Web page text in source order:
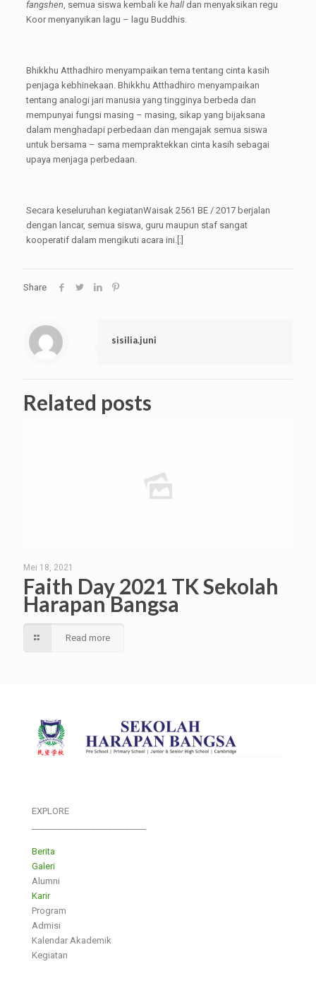
fangshen, semua siswa kembali ke halldan menyaksikan regu
Koor menyanyikan lagu – lagu Buddhis.
Bhikkhu Atthadhiro menyampaikan tema tentang cinta kasih
penjaga kebhinekaan. Bhikkhu Atthadhiro menyampaikan
tentang analogi jari manusia yang tingginya berbeda dan
mempunyai fungsi masing – masing, sikap yang bijaksana
dalam menghadapi perbedaan dan mengajak semua siswa
untuk bersama – sama mempraktekkan cinta kasih sebagai
upaya menjaga perbedaan.
Secara keseluruhan kegiatanWaisak 2561 BE / 2017 berjalan
dengan lancar, semua siswa, guru maupun staf sangat
kooperatif dalam mengikuti acara ini.[:]
Share
sisilia.juni
Related posts
Mei 18, 2021
Faith Day 2021 TK Sekolah
Harapan Bangsa
Read more
EXPLORE
Berita
Galeri
Alumni
Karir
Program
Admisi
Kalendar Akademik
Kegiatan